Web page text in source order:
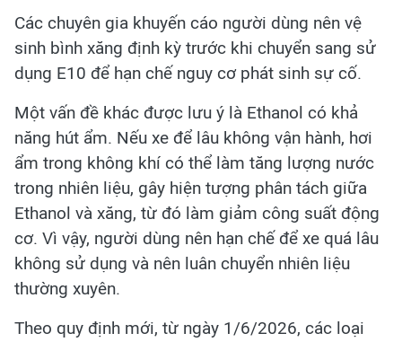
Các chuyên gia khuyến cáo người dùng nên vệ
sinh bình xăng định kỳ trước khi chuyển sang sử
dụng E10 để hạn chế nguy cơ phát sinh sự cố.
Một vấn đề khác được lưu ý là Ethanol có khả
năng hút ẩm. Nếu xe để lâu không vận hành, hơi
ẩm trong không khí có thể làm tăng lượng nước
trong nhiên liệu, gây hiện tượng phân tách giữa
Ethanol và xăng, từ đó làm giảm công suất động
cơ. Vì vậy, người dùng nên hạn chế để xe quá lâu
không sử dụng và nên luân chuyển nhiên liệu
thường xuyên.
Theo quy định mới, từ ngày 1/6/2026, các loại